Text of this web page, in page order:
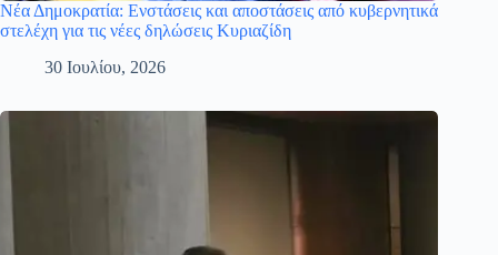
Νέα Δημοκρατία: Ενστάσεις και αποστάσεις από κυβερνητικά
στελέχη για τις νέες δηλώσεις Κυριαζίδη
30 Ιουλίου, 2026